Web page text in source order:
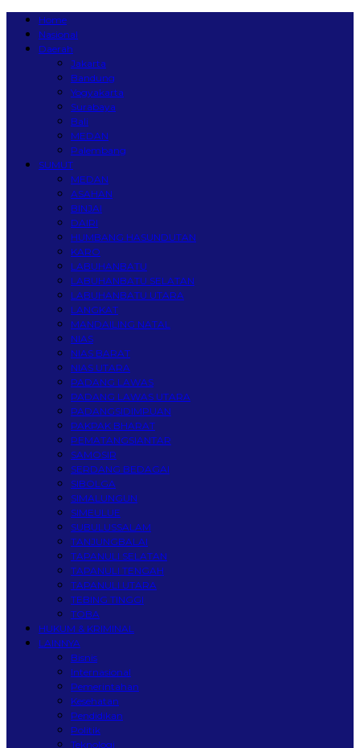
Home
Nasional
Daerah
Jakarta
Bandung
Yogyakarta
Surabaya
Bali
MEDAN
Palembang
SUMUT
MEDAN
ASAHAN
BINJAI
DAIRI
HUMBANG HASUNDUTAN
KARO
LABUHANBATU
LABUHANBATU SELATAN
LABUHANBATU UTARA
LANGKAT
MANDAILING NATAL
NIAS
NIAS BARAT
NIAS UTARA
PADANG LAWAS
PADANG LAWAS UTARA
PADANGSIDIMPUAN
PAKPAK BHARAT
PEMATANGSIANTAR
SAMOSIR
SERDANG BEDAGAI
SIBOLGA
SIMALUNGUN
SIMEULUE
SUBULUSSALAM
TANJUNGBALAI
TAPANULI SELATAN
TAPANULI TENGAH
TAPANULI UTARA
TEBING TINGGI
TOBA
HUKUM & KRIMINAL
LAINNYA
Bisnis
Internasional
Pemerintahan
Kesehatan
Pendidikan
Politik
Teknologi